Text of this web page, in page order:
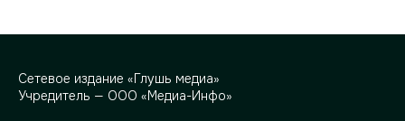
Сетевое издание «Глушь медиа»
Учредитель — ООО «Медиа-Инфо»